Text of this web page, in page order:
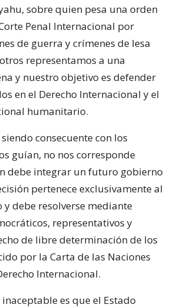
sobre quien pesa una orden
Penal Internacional por
de guerra y crímenes de lesa
representamos a una
y nuestro objetivo es defender
en el Derecho Internacional y el
humanitario.
consecuente con los
guían, no nos corresponde
debe integrar un futuro gobierno
pertenece exclusivamente al
debe resolverse mediante
representativos y
de libre determinación de los
por la Carta de las Naciones
Internacional.
es que el Estado